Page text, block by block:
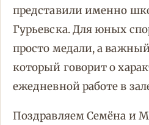
представили именно
Гурьевска. Для юных
просто медали, а
который говорит о
ежедневной работе в
Поздравляем Семёна и